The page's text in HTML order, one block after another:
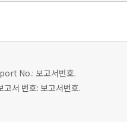
No.: 보고서번호.
고서 번호: 보고서번호.